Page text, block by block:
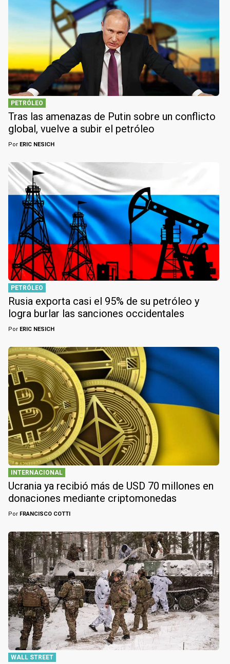
PETRÓLEO
Tras las amenazas de Putin sobre un conflicto
global, vuelve a subir el petróleo
Por ERIC NESICH
PETRÓLEO
Rusia exporta casi el 95% de su petróleo y
logra burlar las sanciones occidentales
Por ERIC NESICH
INTERNACIONAL
Ucrania ya recibió más de USD 70 millones en
donaciones mediante criptomonedas
Por FRANCISCO COTTI
WALL STREET